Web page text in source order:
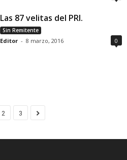
Las 87 velitas del PRI.
Sin Remitente
Editor - 8 marzo, 2016 0
2 3